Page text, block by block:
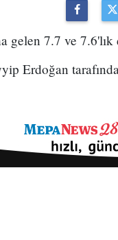
gelen 7.7 ve 7.6'lık
Erdoğan